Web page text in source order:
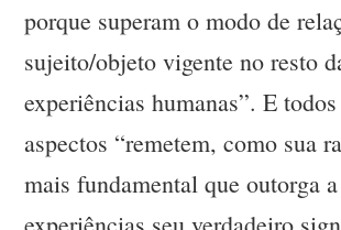
porque superam o modo de
sujeito/objeto vigente no resto
experiências humanas”. E todos
aspectos “remetem, como sua
mais fundamental que outorga a